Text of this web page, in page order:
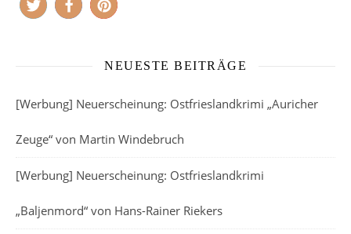
NEUESTE BEITRÄGE
[Werbung] Neuerscheinung: Ostfrieslandkrimi „Auricher
Zeuge“ von Martin Windebruch
[Werbung] Neuerscheinung: Ostfrieslandkrimi
„Baljenmord“ von Hans-Rainer Riekers